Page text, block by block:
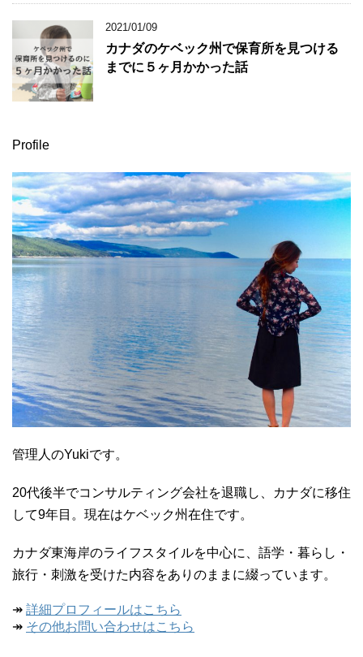
2021/01/09
カナダのケベック州で保育所を見つける
までに５ヶ月かかった話
Profile
管理人のYukiです。
20代後半でコンサルティング会社を退職し、カナダに移住
して9年目。現在はケベック州在住です。
カナダ東海岸のライフスタイルを中心に、語学・暮らし・
旅行・刺激を受けた内容をありのままに綴っています。
↠ 詳細プロフィールはこちら
↠ その他お問い合わせはこちら